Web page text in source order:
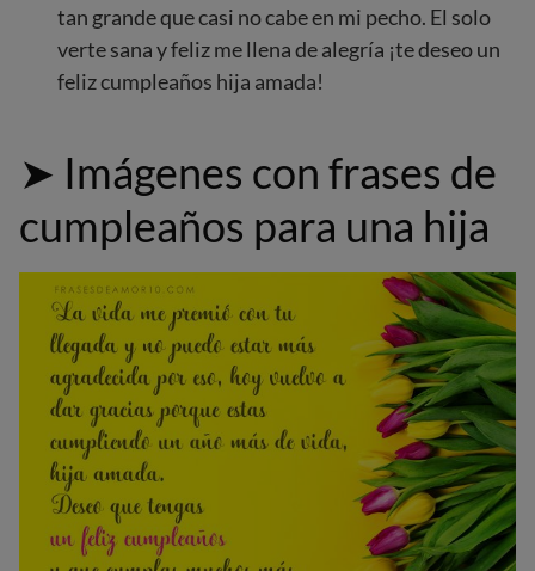
tan grande que casi no cabe en mi pecho. El solo
verte sana y feliz me llena de alegría ¡te deseo un
feliz cumpleaños hija amada!
➤ Imágenes con frases de
cumpleaños para una hija